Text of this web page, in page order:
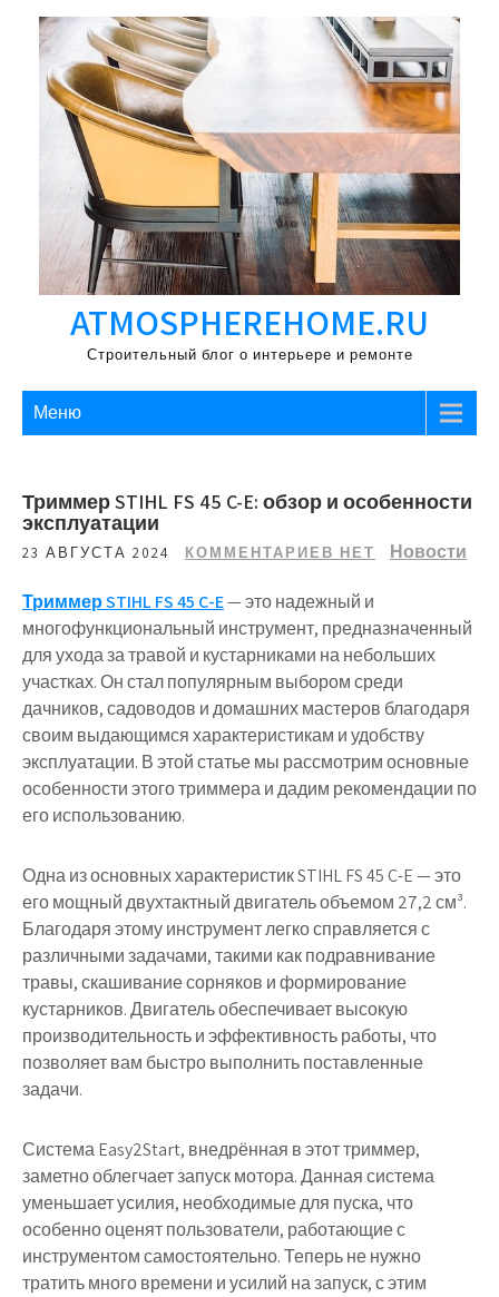
Перейти
содержимому
ATMOSPHEREHOME.RU
Строительный блог о интерьере и ремонте
Меню
Триммер STIHL FS 45 C-E: обзор и особенности
эксплуатации
23 АВГУСТА 2024 КОММЕНТАРИЕВ НЕТ Новости
Триммер STIHL FS 45 C-E— это надежный и
многофункциональный инструмент, предназначенный
для ухода за травой и кустарниками на небольших
участках. Он стал популярным выбором среди
дачников, садоводов и домашних мастеров благодаря
своим выдающимся характеристикам и удобству
эксплуатации. В этой статье мы рассмотрим основные
особенности этого триммера и дадим рекомендации по
его использованию.
Одна из основных характеристик STIHL FS 45 C-E — это
его мощный двухтактный двигатель объемом 27,2 см³.
Благодаря этому инструмент легко справляется с
различными задачами, такими как подравнивание
травы, скашивание сорняков и формирование
кустарников. Двигатель обеспечивает высокую
производительность и эффективность работы, что
позволяет вам быстро выполнить поставленные
задачи.
Система Easy2Start, внедрённая в этот триммер,
заметно облегчает запуск мотора. Данная система
уменьшает усилия, необходимые для пуска, что
особенно оценят пользователи, работающие с
инструментом самостоятельно. Теперь не нужно
тратить много времени и усилий на запуск, с этим